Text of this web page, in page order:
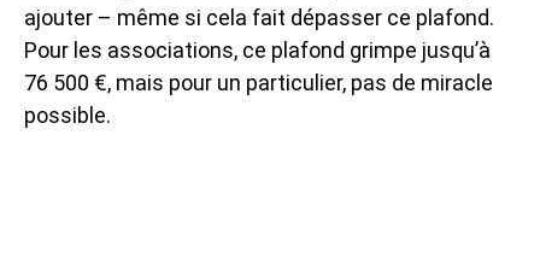
ajouter – même si cela fait dépasser ce plafond.
Pour les associations, ce plafond grimpe jusqu’à
76 500 €, mais pour un particulier, pas de miracle
possible.